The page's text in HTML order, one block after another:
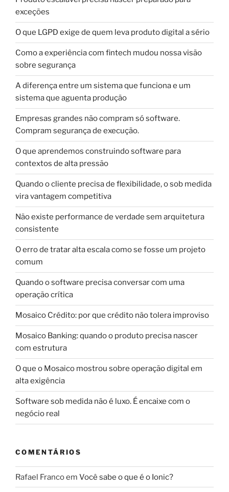
exceções
O que LGPD exige de quem leva produto digital a sério
Como a experiência com fintech mudou nossa visão
sobre segurança
A diferença entre um sistema que funciona e um
sistema que aguenta produção
Empresas grandes não compram só software.
Compram segurança de execução.
O que aprendemos construindo software para
contextos de alta pressão
Quando o cliente precisa de flexibilidade, o sob medida
vira vantagem competitiva
Não existe performance de verdade sem arquitetura
consistente
O erro de tratar alta escala como se fosse um projeto
comum
Quando o software precisa conversar com uma
operação crítica
Mosaico Crédito: por que crédito não tolera improviso
Mosaico Banking: quando o produto precisa nascer
com estrutura
O que o Mosaico mostrou sobre operação digital em
alta exigência
Software sob medida não é luxo. É encaixe com o
negócio real
COMENTÁRIOS
Rafael Francoem Você sabe o que é o Ionic?